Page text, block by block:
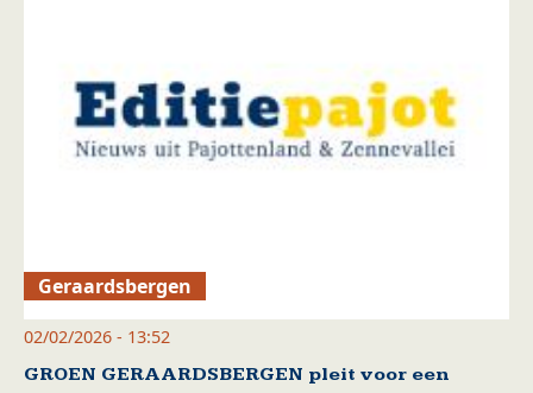
Geraardsbergen
02/02/2026 - 13:52
GROEN GERAARDSBERGEN pleit voor een